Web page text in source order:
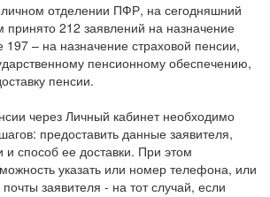
отделении ПФР, на сегодняшний
принято 212 заявлений на назначение
197 – на назначение страховой пенсии,
пенсионному обеспечению,
пенсии.
через Личный кабинет необходимо
предоставить данные заявителя,
и способ ее доставки. При этом
указать или номер телефона, или
заявителя - на тот случай, если